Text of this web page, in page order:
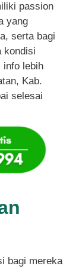
passion
yang
serta bagi
kondisi
info lebih
Kab.
selesai
bagi mereka